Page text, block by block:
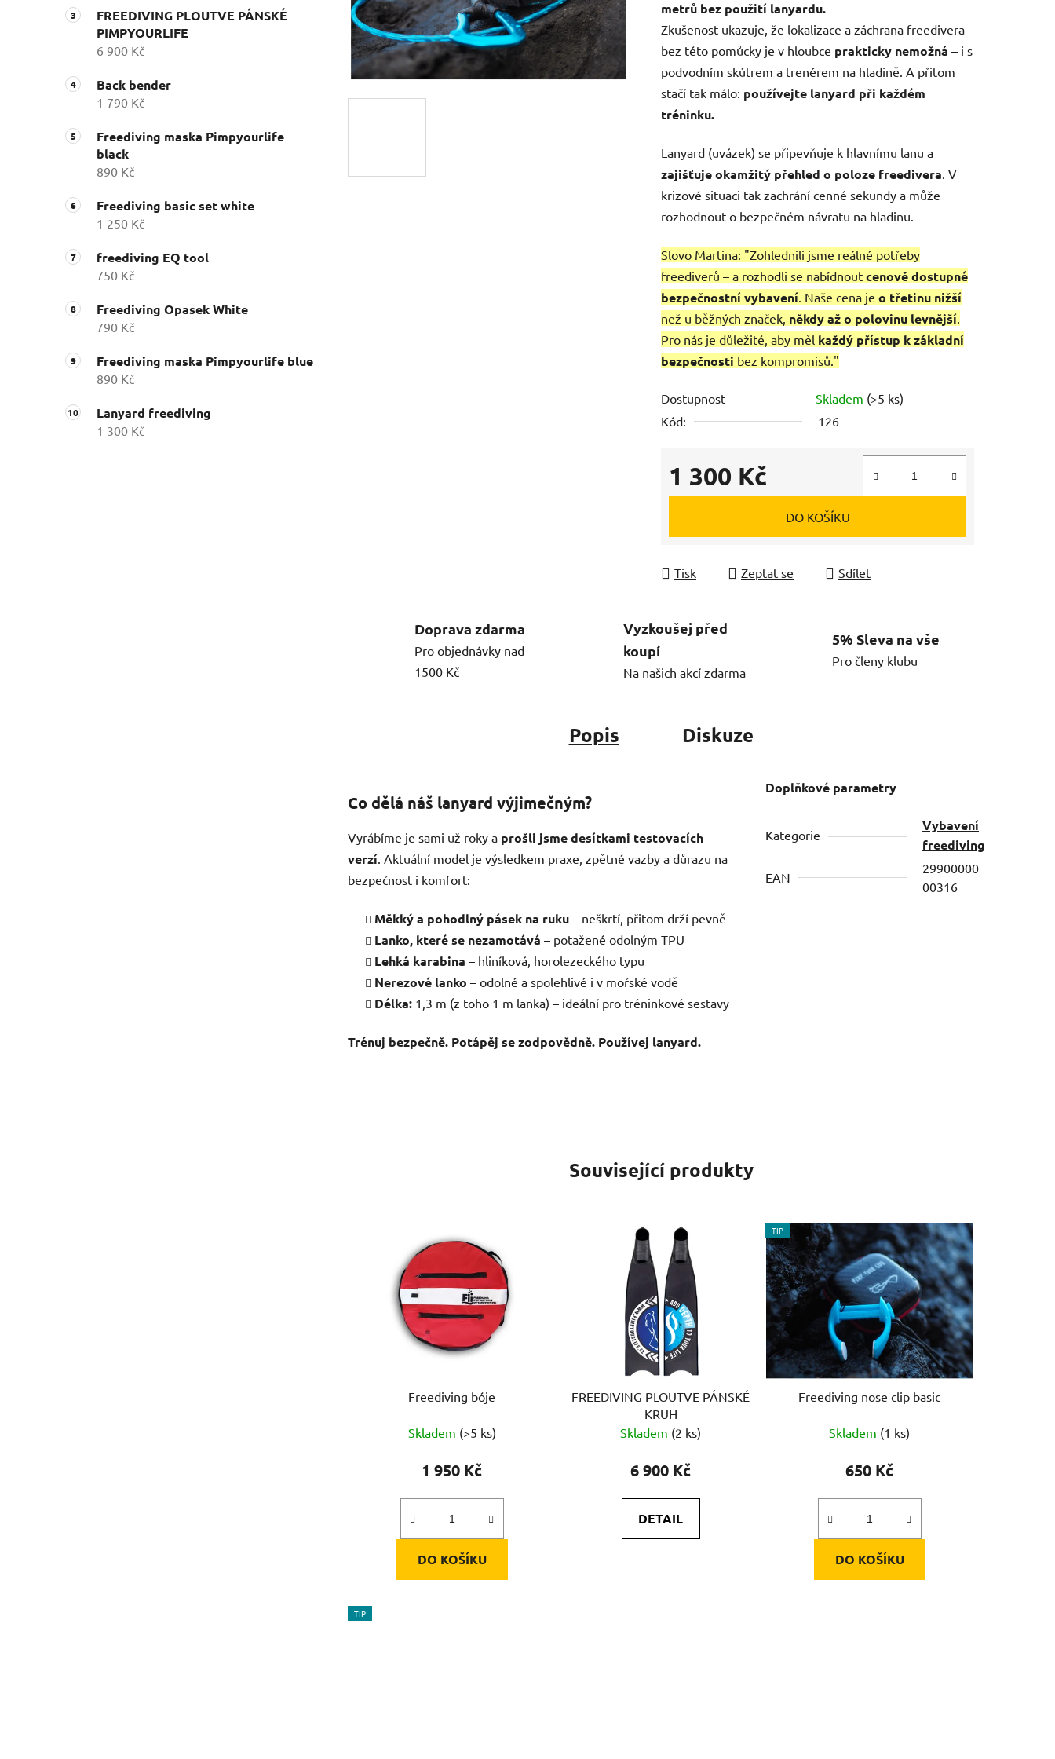
n
í
n
l
FREEDIVING PLOUTVE PÁNSKÉ
PIMPYOURLIFE
6 900 Kč
Back bender
1 790 Kč
Freediving maska Pimpyourlife
black
890 Kč
Freediving basic set white
1 250 Kč
freediving EQ tool
750 Kč
Freediving Opasek White
790 Kč
Freediving maska Pimpyourlife blue
890 Kč
Lanyard freediving
1 300 Kč
metrů bez použití lanyardu.
Zkušenost ukazuje, že lokalizace a záchrana freedivera
bez této pomůcky je v hloubce prakticky nemožná – i s
podvodním skútrem a trenérem na hladině. A přitom
stačí tak málo: používejte lanyard při každém
tréninku.
Lanyard (uvázek) se připevňuje k hlavnímu lanu a
zajišťuje okamžitý přehled o poloze freedivera . V
krizové situaci tak zachrání cenné sekundy a může
rozhodnout o bezpečném návratu na hladinu.
Slovo Martina: "Zohlednili jsme reálné potřeby
freediverů – a rozhodli se nabídnout cenově dostupné
bezpečnostní vybavení . Naše cena je o třetinu nižší
než u běžných značek, někdy až o polovinu levnější
Pro nás je důležité, aby měl každý přístup k základní
bezpečnosti bez kompromisů."
Dostupnost Skladem (>5 ks)
Kód:
126
1 300 Kč
Měrná cena:
DO KOŠÍKU
Tisk Zeptat se Sdílet
Doprava zdarma
Pro objednávky nad
1500 Kč
Vyzkoušej před
koupí
Na našich akcí zdarma
5% Sleva na vše
Pro členy klubu
Popis Diskuze
Co dělá náš lanyard výjimečným?
Vyrábíme je sami už roky a prošli jsme desítkami testovacích
verzí . Aktuální model je výsledkem praxe, zpětné vazby a důrazu na
bezpečnost i komfort:
Měkký a pohodlný pásek na ruku – neškrtí, přitom drží pevně
Lanko, které se nezamotává – potažené odolným TPU
Lehká karabina – hliníková, horolezeckého typu
Nerezové lanko – odolné a spolehlivé i v mořské vodě
Délka: 1,3 m (z toho 1 m lanka) – ideální pro tréninkové sestavy
Trénuj bezpečně. Potápěj se zodpovědně. Používej lanyard.
Doplňkové parametry
Kategorie
Vybavení
freediving
EAN
29900000
00316
Související produkty
Freediving bóje
Skladem (>5 ks)
1 950 Kč
DO KOŠÍKU
FREEDIVING PLOUTVE PÁNSKÉ
KRUH
Skladem (2 ks)
6 900 Kč
DETAIL
TIP
Freediving nose clip basic
Skladem (1 ks)
650 Kč
DO KOŠÍKU
TIP